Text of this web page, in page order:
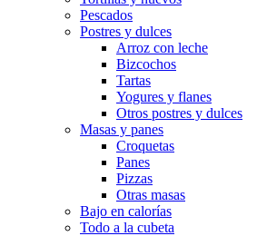
Pescados
Postres y dulces
Arroz con leche
Bizcochos
Tartas
Yogures y flanes
Otros postres y dulces
Masas y panes
Croquetas
Panes
Pizzas
Otras masas
Bajo en calorías
Todo a la cubeta